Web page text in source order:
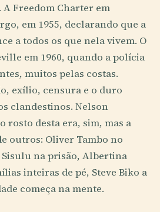
A Freedom Charter em
em 1955, declarando que a
a todos os que nela vivem. O
em 1960, quando a polícia
muitos pelas costas.
exílio, censura e o duro
clandestinos. Nelson
rosto desta era, sim, mas a
outros: Oliver Tambo no
na prisão, Albertina
inteiras de pé, Steve Biko a
começa na mente.